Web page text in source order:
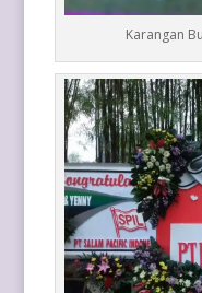
Karangan